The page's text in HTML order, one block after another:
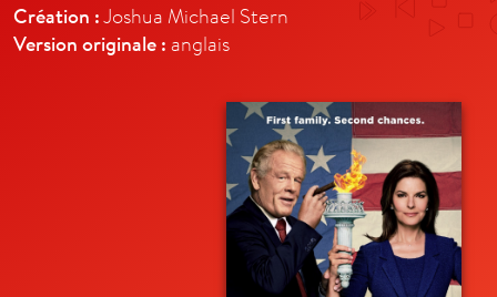
Création :Joshua Michael Stern
Version originale : anglais